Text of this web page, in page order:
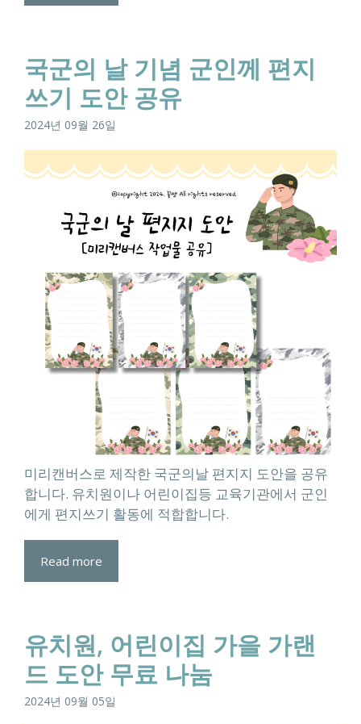
국군의 날 기념 군인께 편지
쓰기 도안 공유
2024년 09월 26일
미리캔버스로 제작한 국군의날 편지지 도안을 공유
합니다. 유치원이나 어린이집등 교육기관에서 군인
에게 편지쓰기 활동에 적합합니다.
Read more
유치원, 어린이집 가을 가랜
드 도안 무료 나눔
2024년 09월 05일